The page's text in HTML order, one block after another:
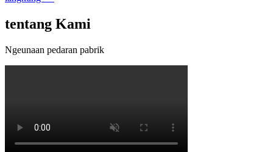
tentang Kami
Ngeunaan pedaran pabrik